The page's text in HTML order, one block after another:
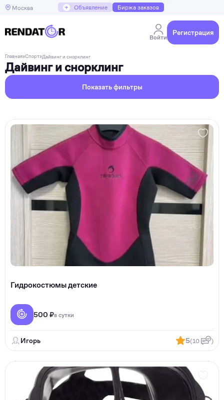
Москва + Объявление Биржа заказов
Войти
Регистрация
Главная»Спорт»Дайвинг и снорклинг
Дайвинг и снорклинг
Показать фильтры
Гидрокостюмы детские
500 ₽в сутки
Игорь 5(10 )